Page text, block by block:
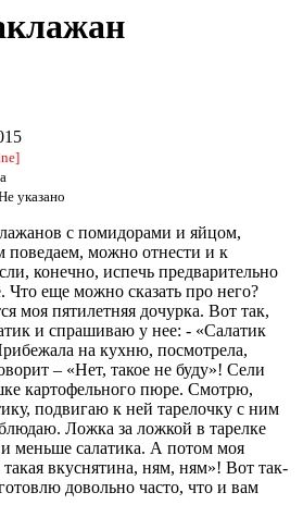
указано
с помидорами и яйцом,
поведаем, можно отнести и к
конечно, испечь предварительно
Что еще можно сказать про него?
моя пятилетняя дочурка. Вот так,
и спрашиваю у нее: - «Салатик
на кухню, посмотрела,
– «Нет, такое не буду»! Сели
картофельного пюре. Смотрю,
подвигаю к ней тарелочку с ним
Ложка за ложкой в тарелке
меньше салатика. А потом моя
вкуснятина, ням, ням»! Вот так-
довольно часто, что и вам